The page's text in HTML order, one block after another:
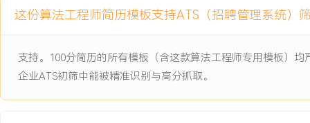
4.负责的算法团队输出稳定，主导的X个核心项目均按时上线，团队
得晋升。
主动离职，希望有更多的工作挑战和涨薪机会。
这份算法工程师简历模板支持ATS（招聘管理系统）
支持。100分简历的所有模板（含这款算法工程师专用模板）
企业ATS初筛中能被精准识别与高分抓取。